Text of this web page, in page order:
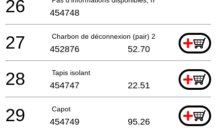
26 454748
Charbon de déconnexion (pair) 230v +
27 452876 52.70
Tapis isolant +
28 454747 22.51
Capot +
29 454749 95.26